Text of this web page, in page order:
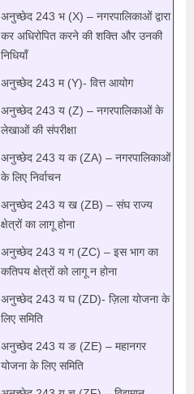
अनुच्छेद 243 भ (X) – नगरपालिकाओं द्वारा
कर अधिरोपित करने की शक्ति और उनकी
निधियाँ
अनुच्छेद 243 म (Y)- वित्त आयोग
अनुच्छेद 243 य (Z) – नगरपालिकाओं के
लेखाओं की संपरीक्षा
अनुच्छेद 243 य क (ZA) – नगरपालिकाओं
के लिए निर्वाचन
अनुच्छेद 243 य ख (ZB) – संघ राज्य
क्षेत्रों का लागू होना
अनुच्छेद 243 य ग (ZC) – इस भाग का
कतिपय क्षेत्रों को लागू न होना
अनुच्छेद 243 य घ (ZD)- ज़िला योजना के
लिए समिति
अनुच्छेद 243 य ङ (ZE) – महानगर
योजना के लिए समिति